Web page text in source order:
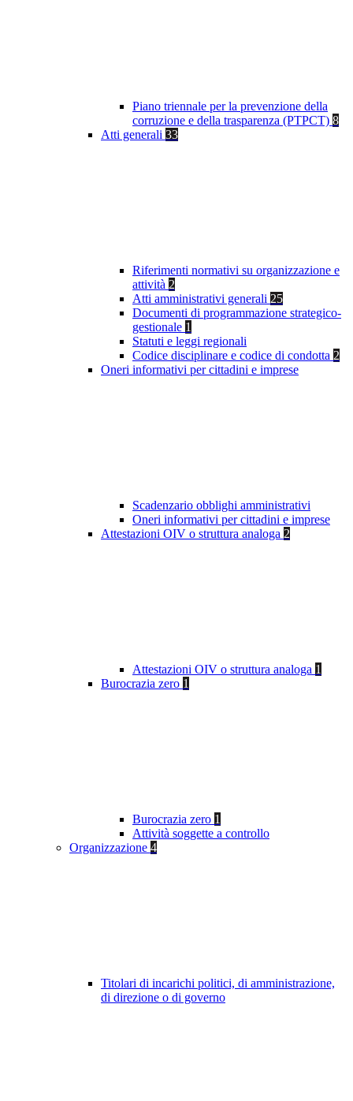
Piano triennale per la prevenzione della
corruzione e della trasparenza (PTPCT) 8
Atti generali 33
Riferimenti normativi su organizzazione e
attività 2
Atti amministrativi generali 25
Documenti di programmazione strategico-
gestionale 1
Statuti e leggi regionali
Codice disciplinare e codice di condotta 2
Oneri informativi per cittadini e imprese
Scadenzario obblighi amministrativi
Oneri informativi per cittadini e imprese
Attestazioni OIV o struttura analoga 2
Attestazioni OIV o struttura analoga 1
Burocrazia zero 1
Burocrazia zero 1
Attività soggette a controllo
Organizzazione 4
Titolari di incarichi politici, di amministrazione,
di direzione o di governo